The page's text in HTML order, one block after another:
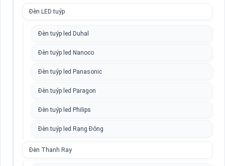
Đèn LED tuýp
Đèn tuýp led Duhal
Đèn tuýp led Nanoco
Đèn tuýp led Panasonic
Đèn tuýp led Paragon
Đèn tuýp led Philips
Đèn tuýp led Rạng Đông
Đèn Thanh Ray